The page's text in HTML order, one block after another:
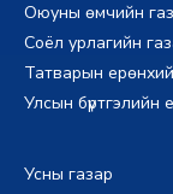
Оюуны өмчийн
Соёл урлагийн
Татварын
Улсын бүртгэлийн
Усны газар